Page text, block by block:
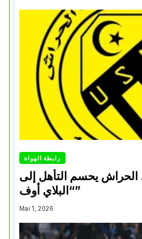
رابطة الهواة
الحراش يحسم التأهل إلى
“البلاي أوف”
Mai 1, 2026